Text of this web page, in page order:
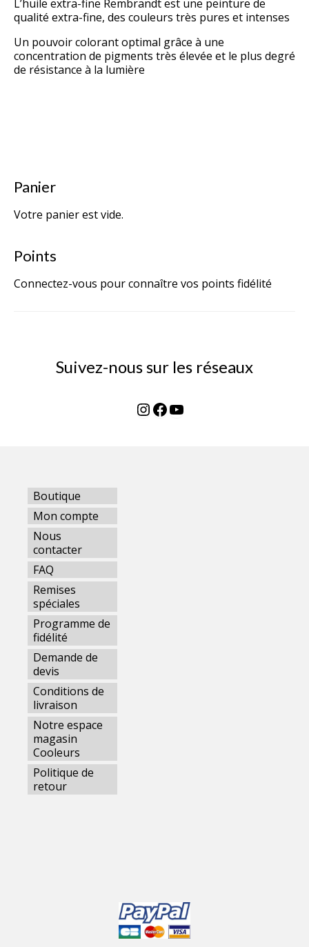
L’huile extra-fine Rembrandt est une peinture de
qualité extra-fine, des couleurs très pures et intenses
Un pouvoir colorant optimal grâce à une
concentration de pigments très élevée et le plus degré
de résistance à la lumière
Panier
Votre panier est vide.
Points
Connectez-vous pour connaître vos points fidélité
Suivez-nous sur les réseaux
Instagram
Facebook
YouTube
Boutique
Mon compte
Nous
contacter
FAQ
Remises
spéciales
Programme de
fidélité
Demande de
devis
Conditions de
livraison
Notre espace
magasin
Cooleurs
Politique de
retour